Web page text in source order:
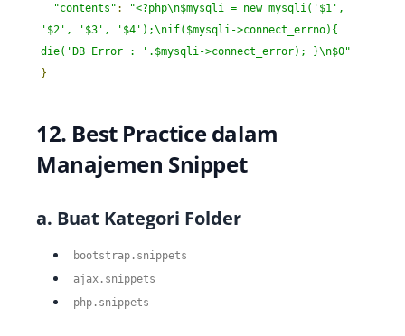
"contents" :
"<?php\n$mysqli = new mysqli('$1',
'$2', '$3', '$4');\nif($mysqli->connect_errno){
die('DB Error : '.$mysqli->connect_error); }\n$0"
}
12. Best Practice dalam
Manajemen Snippet
a. Buat Kategori Folder
bootstrap . snippets
ajax . snippets
php . snippets